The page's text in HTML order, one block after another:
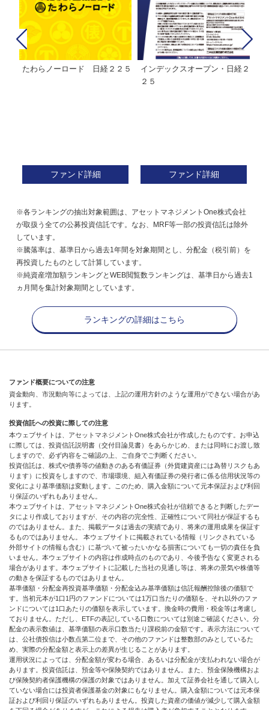
たわらノーロード 日経２２５
ファンド詳細
インデックスオープン・日経２
２５
ファンド詳細
※各ランキングの抽出対象範囲は、アセットマネジメントOne株式会社
が取扱う全ての公募投資信託です。なお、MRF等一部の投資信託は除外
しています。
※騰落率は、基準日から過去1年間を対象期間とし、分配金（税引前）を
再投資したものとして計算しています。
※純資産増加額ランキングとWEB閲覧数ランキングは、基準日から過去1
ヵ月間を集計対象期間としています。
ランキングの詳細はこちら
ファンド概要についての注意
資金動向、市況動向等によっては、上記の運用方針のような運用ができない場合があ
ります。
投資信託への投資に際しての注意
本ウェブサイトは、アセットマネジメントOne株式会社が作成したものです。お申込
に際しては、投資信託説明書（交付目論見書）をあらかじめ、または同時にお渡し致
しますので、必ず内容をご確認の上、ご自身でご判断ください。
投資信託は、株式や債券等の値動きのある有価証券（外貨建資産には為替リスクもあ
ります）に投資をしますので、市場環境、組入有価証券の発行者に係る信用状況等の
変化により基準価額は変動します。このため、購入金額について元本保証および利回
り保証のいずれもありません。
本ウェブサイトは、アセットマネジメントOne株式会社が信頼できると判断したデー
タにより作成しておりますが、その内容の完全性、正確性について同社が保証するも
のではありません。また、掲載データは過去の実績であり、将来の運用成果を保証す
るものではありません。 本ウェブサイトに掲載されている情報（リンクされている
外部サイトの情報も含む）に基づいて被ったいかなる損害についても一切の責任を負
いません。本ウェブサイトの内容は作成時点のものであり、今後予告なく変更される
場合があります。本ウェブサイトに記載した当社の見通し等は、将来の景気や株価等
の動きを保証するものではありません。
基準価額・分配金再投資基準価額・分配金込み基準価額は信託報酬控除後の価額で
す。当初元本が1口1円のファンドについては1万口当たりの価額を、それ以外のファ
ンドについては1口あたりの価額を表示しています。換金時の費用・税金等は考慮し
ておりません。ただし、ETFの表記している口数については別途ご確認ください。分
配金の表示数値は、基準価額の表示口数当たり課税前の金額です。表示方法について
は、公社債投信は小数点第二位まで、その他のファンドは整数部のみとしているた
め、実際の分配金額と表示上の差異が生じることがあります。
運用状況によっては、分配金額が変わる場合、あるいは分配金が支払われない場合が
あります。投資信託は、預金等や保険契約ではありません。また、預金保険機構およ
び保険契約者保護機構の保護の対象ではありません。加えて証券会社を通して購入し
ていない場合には投資者保護基金の対象にもなりません。購入金額については元本保
証および利回り保証のいずれもありません。投資した資産の価値が減少して購入金額